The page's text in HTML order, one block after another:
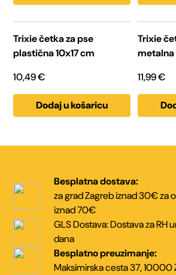
Trixie četka za pse
plastična 10x17 cm
10,49€
Dodaj u košaricu
Trixie
11,99€
Besplatna dostava:
za grad Zagreb iznad 30€za
iznad 70€
GLS Dostava:Dostava za RH
dana
Besplatno preuzimanje:
Maksimirska cesta 37,10000